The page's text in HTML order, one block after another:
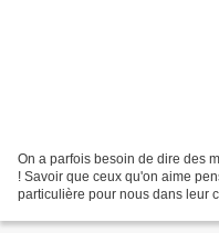
On a parfois besoin de dire des
! Savoir que ceux qu'on aime
particulière pour nous dans leur